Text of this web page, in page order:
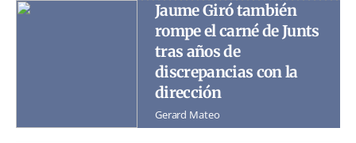
Jaume Giró también
rompe el carné de Junts
tras años de
discrepancias con la
dirección
Gerard Mateo